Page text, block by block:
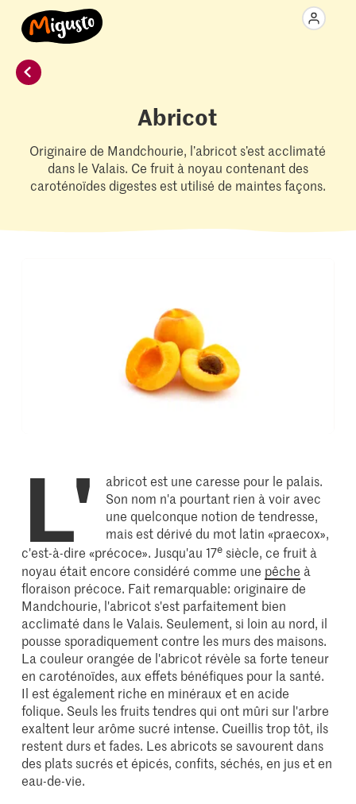
Abricot
Originaire de Mandchourie, l’abricot s’est acclimaté
dans le Valais. Ce fruit à noyau contenant des
caroténoïdes digestes est utilisé de maintes façons.
L'
abricot est une caresse pour le palais.
Son nom n'a pourtant rien à voir avec
une quelconque notion de tendresse,
mais est dérivé du mot latin «praecox»,
c'est-à-dire «précoce». Jusqu'au 17e siècle, ce fruit à
noyau était encore considéré comme une pêche à
floraison précoce. Fait remarquable: originaire de
Mandchourie, l'abricot s'est parfaitement bien
acclimaté dans le Valais. Seulement, si loin au nord, il
pousse sporadiquement contre les murs des maisons.
La couleur orangée de l'abricot révèle sa forte teneur
en caroténoïdes, aux effets bénéfiques pour la santé.
Il est également riche en minéraux et en acide
folique. Seuls les fruits tendres qui ont mûri sur l'arbre
exaltent leur arôme sucré intense. Cueillis trop tôt, ils
restent durs et fades. Les abricots se savourent dans
des plats sucrés et épicés, confits, séchés, en jus et en
eau-de-vie.